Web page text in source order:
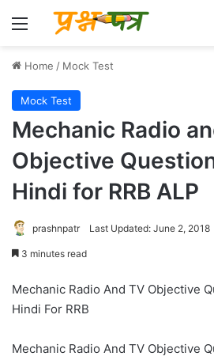
Menu
Home / Mock Test
Mock Test
Mechanic Radio
Objective
Hindi for RRB ALP
prashnpatr Last Updated: June 2, 2018
3 minutes read
Mechanic Radio And TV Objective
Hindi For RRB
Mechanic Radio And TV Objective